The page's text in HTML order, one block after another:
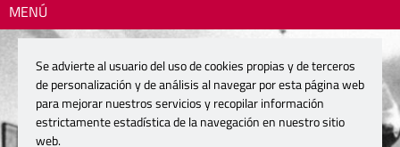
MENÚ
Se advierte al usuario del uso de cookies propias y de terceros
de personalización y de análisis al navegar por esta página web
para mejorar nuestros servicios y recopilar información
estrictamente estadística de la navegación en nuestro sitio
web.